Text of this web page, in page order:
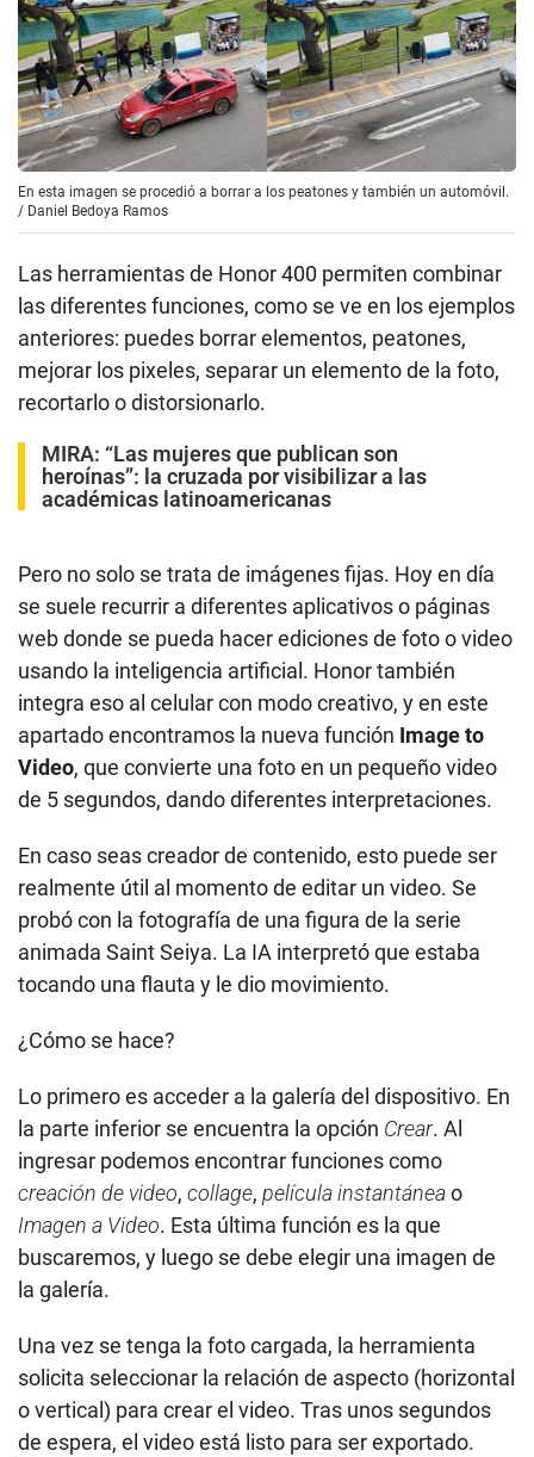
En esta imagen se procedió a borrar a los peatones y también un automóvil.
/ Daniel Bedoya Ramos
Las herramientas de Honor 400 permiten combinar
las diferentes funciones, como se ve en los ejemplos
anteriores: puedes borrar elementos, peatones,
mejorar los pixeles, separar un elemento de la foto,
recortarlo o distorsionarlo.
MIRA: “Las mujeres que publican son
heroínas”: la cruzada por visibilizar a las
académicas latinoamericanas
Pero no solo se trata de imágenes fijas. Hoy en día
se suele recurrir a diferentes aplicativos o páginas
web donde se pueda hacer ediciones de foto o video
usando la inteligencia artificial. Honor también
integra eso al celular con modo creativo, y en este
apartado encontramos la nueva función Image to
Video, que convierte una foto en un pequeño video
de 5 segundos, dando diferentes interpretaciones.
En caso seas creador de contenido, esto puede ser
realmente útil al momento de editar un video. Se
probó con la fotografía de una figura de la serie
animada Saint Seiya. La IA interpretó que estaba
tocando una flauta y le dio movimiento.
¿Cómo se hace?
Lo primero es acceder a la galería del dispositivo. En
la parte inferior se encuentra la opción Crear. Al
ingresar podemos encontrar funciones como
creación de video, collage, película instantáneao
Imagen a Video. Esta última función es la que
buscaremos, y luego se debe elegir una imagen de
la galería.
Una vez se tenga la foto cargada, la herramienta
solicita seleccionar la relación de aspecto (horizontal
o vertical) para crear el video. Tras unos segundos
de espera, el video está listo para ser exportado.